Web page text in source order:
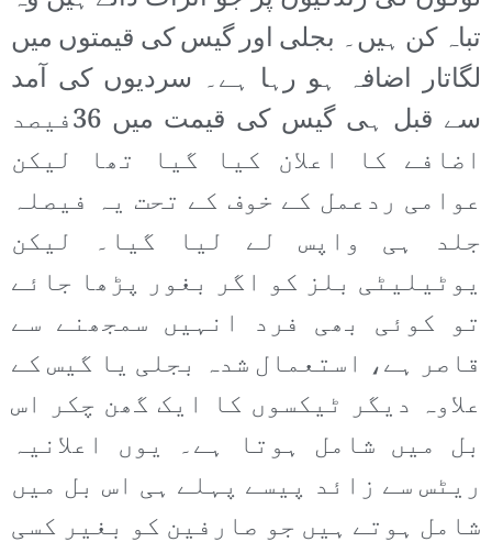
تباہ کن ہیں۔ بجلی اور گیس کی قیمتوں میں
لگاتار اضافہ ہو رہا ہے۔ سردیوں کی آمد
سے قبل ہی گیس کی قیمت میں 36فیصد
اضافے کا اعلان کیا گیا تھا لیکن
عوامی ردعمل کے خوف کے تحت یہ فیصلہ
جلد ہی واپس لے لیا گیا۔ لیکن
یوٹیلیٹی بلز کو اگر بغور پڑھا جائے
تو کوئی بھی فرد انہیں سمجھنے سے
قاصر ہے، استعمال شدہ بجلی یا گیس کے
علاوہ دیگر ٹیکسوں کا ایک گھن چکر اس
بل میں شامل ہوتا ہے۔ یوں اعلانیہ
ریٹس سے زائد پیسے پہلے ہی اس بل میں
شامل ہوتے ہیں جو صارفین کو بغیر کسی